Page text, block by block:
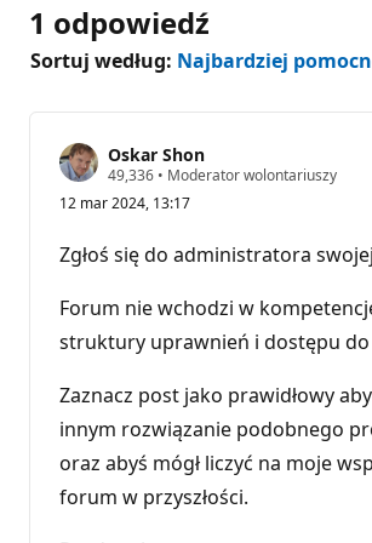
1 odpowiedź
Sortuj według: Najbardziej
Oskar Shon
49,336 P
n
t
y
e
p
u
t
c
i
• Moderator wolontariuszy
12 mar 2024, 13:17
Zgłoś się do administratora
Forum nie wchodzi w
struktury uprawnień i dostępu do
Zaznacz post jako prawidłowy
innym rozwiązanie podobnego
oraz abyś mógł liczyć na moje
forum w przyszłości.